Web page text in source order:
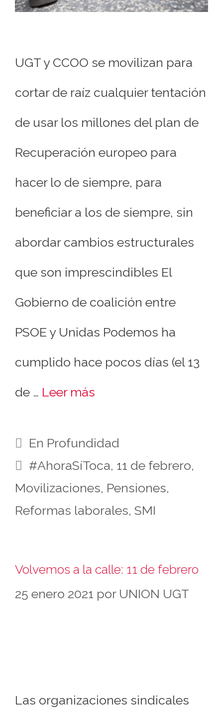
UGT y CCOO se movilizan para
cortar de raíz cualquier tentación
de usar los millones del plan de
Recuperación europeo para
hacer lo de siempre, para
beneficiar a los de siempre, sin
abordar cambios estructurales
que son imprescindibles El
Gobierno de coalición entre
PSOE y Unidas Podemos ha
cumplido hace pocos días (el 13
de … Leer más
En Profundidad
#AhoraSíToca, 11 de febrero,
Movilizaciones, Pensiones,
Reformas laborales, SMI
Volvemos a la calle: 11 de febrero
25 enero 2021 por UNION UGT
Las organizaciones sindicales